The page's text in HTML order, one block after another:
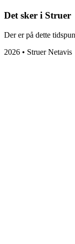
Det sker i Struer
Der er på dette
2026 • Struer Netavis